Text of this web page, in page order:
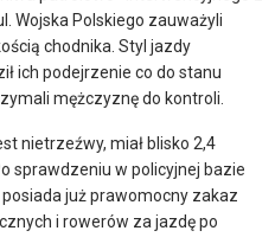
Wojska Polskiego zauważyli
chodnika. Styl jazdy
ich podejrzenie co do stanu
mężczyznę do kontroli.
nietrzeźwy, miał blisko 2,4
sprawdzeniu w policyjnej bazie
już prawomocny zakaz
i rowerów za jazdę po